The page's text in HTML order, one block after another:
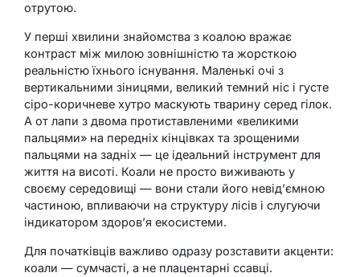
отрутою.
У перші хвилини знайомства з коалою вражає
контраст між милою зовнішністю та жорсткою
реальністю їхнього існування. Маленькі очі з
вертикальними зіницями, великий темний ніс і густе
сіро-коричневе хутро маскують тварину серед гілок.
А от лапи з двома протиставленими «великими
пальцями» на передніх кінцівках та зрощеними
пальцями на задніх — це ідеальний інструмент для
життя на висоті. Коали не просто виживають у
своєму середовищі — вони стали його невід’ємною
частиною, впливаючи на структуру лісів і слугуючи
індикатором здоров’я екосистеми.
Для початківців важливо одразу розставити акценти:
коали — сумчасті, а не плацентарні ссавці.